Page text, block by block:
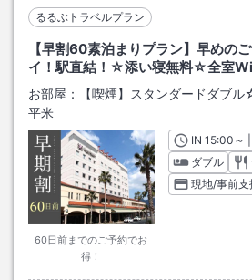
るるぶトラベルプラン
【早割60素泊まりプラン】早めの
イ！駅直結！☆添い寝無料☆全室
お部屋： 【喫煙】スタンダードダブ
平米
60日前までのご予約でお
得！
INチェック
15:00 ～
ダブル
現地/事前支